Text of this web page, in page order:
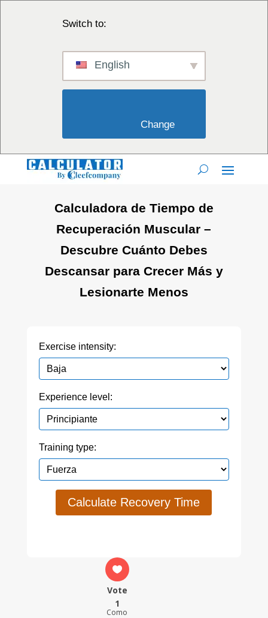
Switch to:
English
Calculadora de Tiempo de
Recuperación Muscular –
Descubre Cuánto Debes
Descansar para Crecer Más y
Lesionarte Menos
Exercise intensity:
Experience level:
Training type:
Calculate Recovery Time
Vote
1
Como